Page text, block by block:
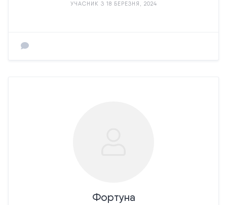
УЧАСНИК З 18 БЕРЕЗНЯ, 2024
Фортуна